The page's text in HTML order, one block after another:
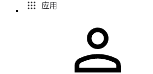
应用